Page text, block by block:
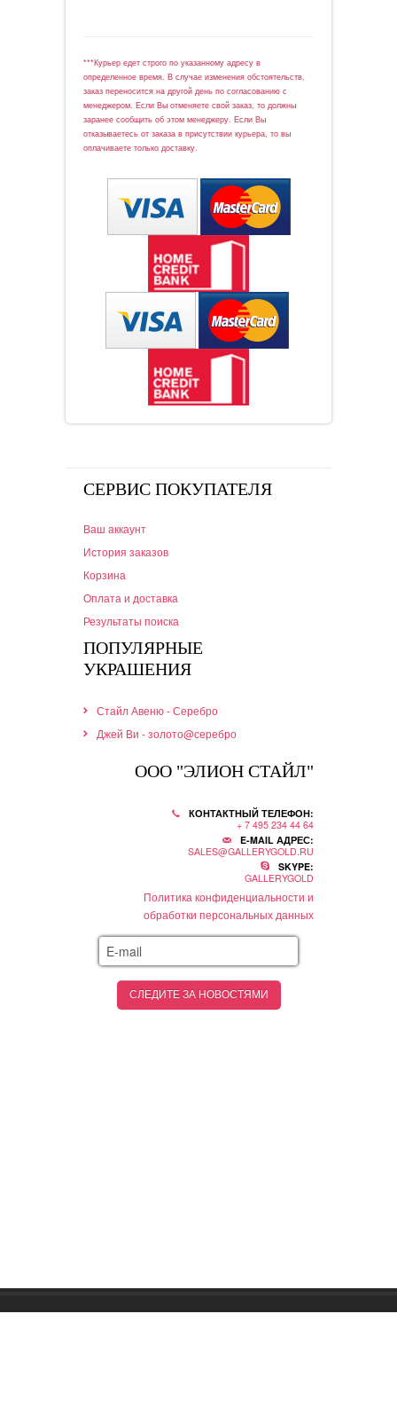
***Курьер едет строго по указанному адресу в
определенное время. В случае изменения обстоятельств,
заказ переносится на другой день по согласованию с
менеджером. Если Вы отменяете свой заказ, то должны
заранее сообщить об этом менеджеру. Если Вы
отказываетесь от заказа в присутствии курьера, то вы
оплачиваете только доставку.
СЕРВИС ПОКУПАТЕЛЯ
Ваш аккаунт
История заказов
Корзина
Оплата и доставка
Результаты поиска
ПОПУЛЯРНЫЕ
УКРАШЕНИЯ
Стайл Авеню - Серебро
Джей Ви - золото@серебро
ООО "ЭЛИОН СТАЙЛ"
КОНТАКТНЫЙ ТЕЛЕФОН:
+ 7 495 234 44 64
E-MAIL АДРЕС:
SALES@GALLERYGOLD.RU
SKYPE:
GALLERYGOLD
Политика конфиденциальности и
обработки персональных данных